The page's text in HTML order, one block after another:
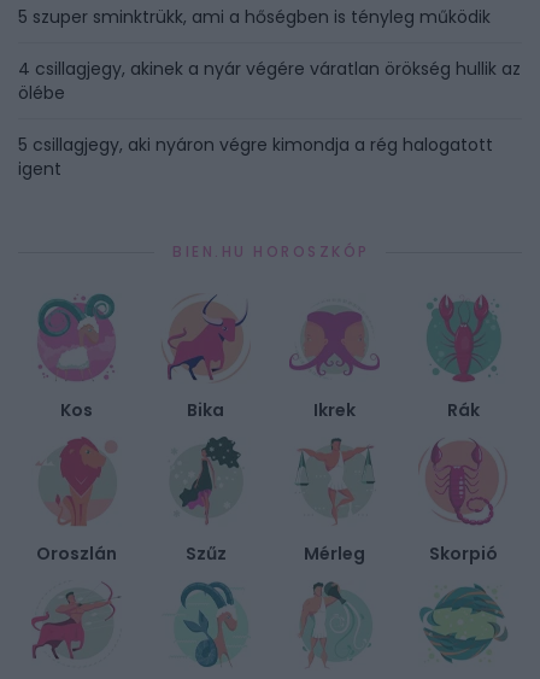
5 szuper sminktrükk, ami a hőségben is tényleg működik
4 csillagjegy, akinek a nyár végére váratlan örökség hullik az
ölébe
5 csillagjegy, aki nyáron végre kimondja a rég halogatott
igent
BIEN.HU HOROSZKÓP
Kos Bika Ikrek Rák
Oroszlán Szűz Mérleg Skorpió